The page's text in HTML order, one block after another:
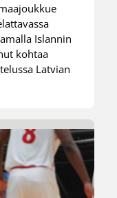
Islannin
kohtaa
Latvian